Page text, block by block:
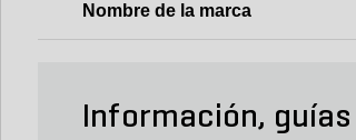
Nombre de la marca
Información,